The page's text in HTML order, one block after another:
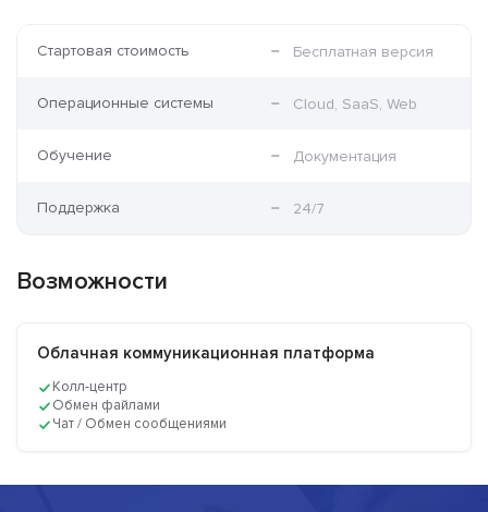
Стартовая стоимость Бесплатная версия
Операционные системы Cloud, SaaS, Web
Обучение Документация
Поддержка 24/7
Возможности
Облачная коммуникационная платформа
Колл-центр
Обмен файлами
Чат / Обмен сообщениями